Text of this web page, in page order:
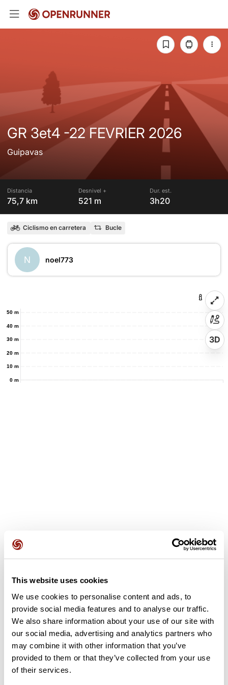
This website uses cookies
We use cookies to personalise content and ads, to
provide social media features and to analyse our traffic.
We also share information about your use of our site with
our social media, advertising and analytics partners who
may combine it with other information that you’ve
provided to them or that they’ve collected from your use
of their services.
GR 3et4 -22 FEVRIER 2026
Guipavas
Distancia
75,7 km
Desnivel +
521 m
Dur. est.
3h20
Ciclismo en carretera Bucle
N noel773
0 m
10 m
20 m
30 m
40 m
50 m
3D
Opiniones de los usuarios
Este recorrido aún no contiene opiniones. ¿Ya lo has
Añadir una opinión